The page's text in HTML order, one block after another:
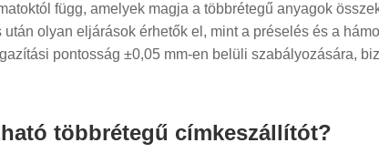
függ, amelyek magja a többrétegű anyagok
olyan eljárások érhetők el, mint a préselés és a
pontosság ±0,05 mm-en belüli szabályozására,
többrétegű címkeszállítót?